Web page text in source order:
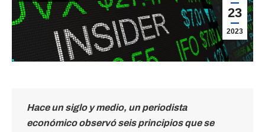
23
2023
Hace un siglo y medio, un periodista
económico observó seis principios que se